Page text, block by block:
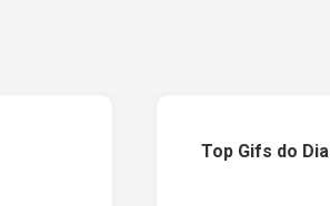
Top Gifs do Dia